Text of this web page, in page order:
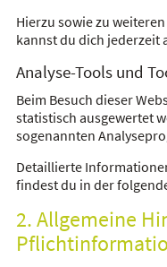
Hierzu sowie zu
kannst du dich jederzeit
Analyse-Tools und
Beim Besuch dieser
statistisch ausgewertet
sogenannten
Detaillierte
findest du in der
2. Allgemeine